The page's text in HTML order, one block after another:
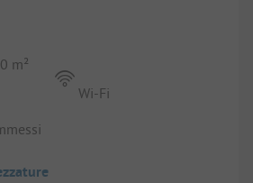
m²
Wi-Fi